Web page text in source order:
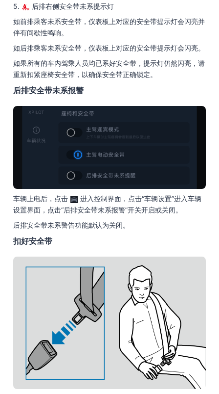
5.
后排右侧安全带未系提示灯
如前排乘客未系安全带，仪表板上对应的安全带提示灯会闪亮并
伴有间歇性鸣响。
如后排乘客未系安全带，仪表板上对应的安全带提示灯会闪亮。
如果所有的车内驾乘人员均已系好安全带，提示灯仍然闪亮，请
重新扣紧座椅安全带，以确保安全带正确锁定。
后排安全带未系报警
车辆上电后，点击
进入控制界面，点击“车辆设置”进入车辆
设置界面，点击“后排安全带未系报警”开关开启或关闭。
后排安全带未系警告功能默认为关闭。
扣好安全带